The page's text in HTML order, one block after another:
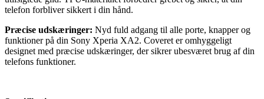
telefon forbliver sikkert i din hånd.
Præcise udskæringer: Nyd fuld adgang til alle porte, knapper og
funktioner på din Sony Xperia XA2. Coveret er omhyggeligt
designet med præcise udskæringer, der sikrer ubesværet brug af din
telefons funktioner.